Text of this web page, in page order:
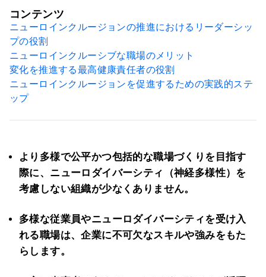
より多様で公平かつ包括的な職場づくりを目指す
際に、ニューロダイバーシティ（神経多様性）を
考慮しない組織が少なくありません。
多様な従業員やニューロダイバーシティを受け入
れる職場は、企業に不可欠なスキルや強みをもた
らします。
コンテンツ
ニューロインクルージョンの推進におけるリーダーシッ
プの役割
ニューロインクルーシブな職場のメリット
変化を推進する最高健康責任者の役割
ニューロインクルージョンを促進するための実践的ステ
ップ